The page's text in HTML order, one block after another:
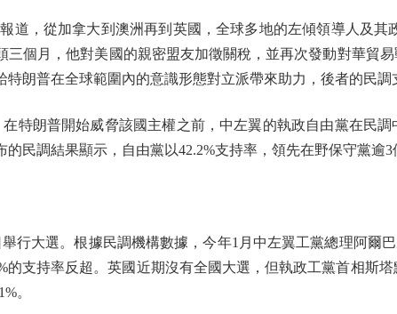
，從加拿大到澳洲再到英國，全球多地的左傾領導人及其
三個月，他對美國的親密盟友加徵關稅，並再次發動對華貿
朗普在全球範圍內的意識形態對立派帶來助力，後者的民調
朗普開始威脅該國主權之前，中左翼的執政自由黨在民調
民調結果顯示，自由黨以42.2%支持率，領先在野保守黨逾3
大選。根據民調機構數據，今年1月中左翼工黨總理阿爾巴
的支持率反超。英國近期沒有全國大選，但執政工黨首相斯
。